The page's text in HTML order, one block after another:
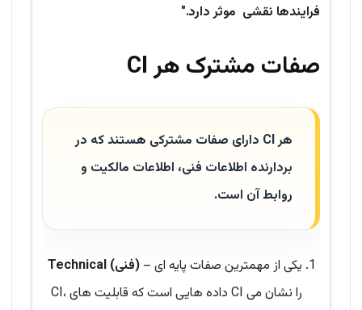
فرایندها نقشی موثر دارد."
صفات مشترک هر CI
هر CI دارای صفات مشترکی هستند که در
بردارنده اطلاعات فنی، اطلاعات مالکیت و
روابط آن است.
Technical (فنی) – یکی از مهمترین صفات پایه ای
CI، داده هایی است که قابلیت های CI را نشان می